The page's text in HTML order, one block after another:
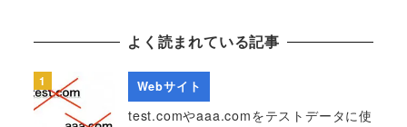
よく読まれている記事
Webサイト
test.comやaaa.comをテストデータに使